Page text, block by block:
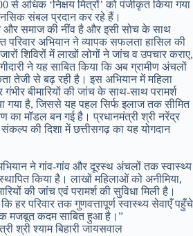
अधिक ‘निक्षय मित्रों’ को पंजीकृत किया गया
संबल प्रदान कर रहे हैं।
और समाज की नींव है और इसी सोच के साथ
परिवार अभियान ने व्यापक सफलता हासिल की
शिविरों में लाखों लोगों ने जांच व उपचार कराए,
ने यह साबित किया कि अब ग्रामीण अंचलों
तेजी से बढ़ रही है। इस अभियान में महिला
बीमारियों की जांच के साथ-साथ परामर्श
गया है, जिससे यह पहल सिर्फ इलाज तक सीमित
का मॉडल बन गई है। प्रधानमंत्री श्री नरेंद्र
की दिशा में छत्तीसगढ़ का यह योगदान
ने गांव-गांव और दूरस्थ अंचलों तक स्वास्थ्य
किया है। लाखों महिलाओं को अनीमिया,
की जांच एवं परामर्श की सुविधा मिली है।
हर परिवार तक गुणवत्तापूर्ण स्वास्थ्य सेवाएँ पहुँचे
मजबूत कदम साबित हुआ है।”
श्री श्याम बिहारी जायसवाल